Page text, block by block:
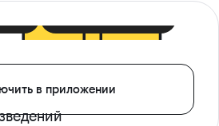
в приложении